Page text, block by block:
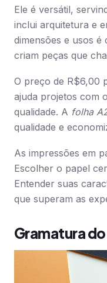
Ele é versátil,
inclui arquitetura e
dimensões e usos é
criam peças que
O preço de R$6,00
ajuda projetos com
qualidade. A folha
qualidade e
As impressões em
Escolher o papel
Entender suas
que superam as
Gramatura